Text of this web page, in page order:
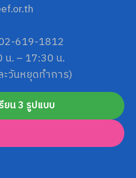
619-1812
น. – 17:30 น.
วันหยุดทำการ)
ยน 3 รูปแบบ